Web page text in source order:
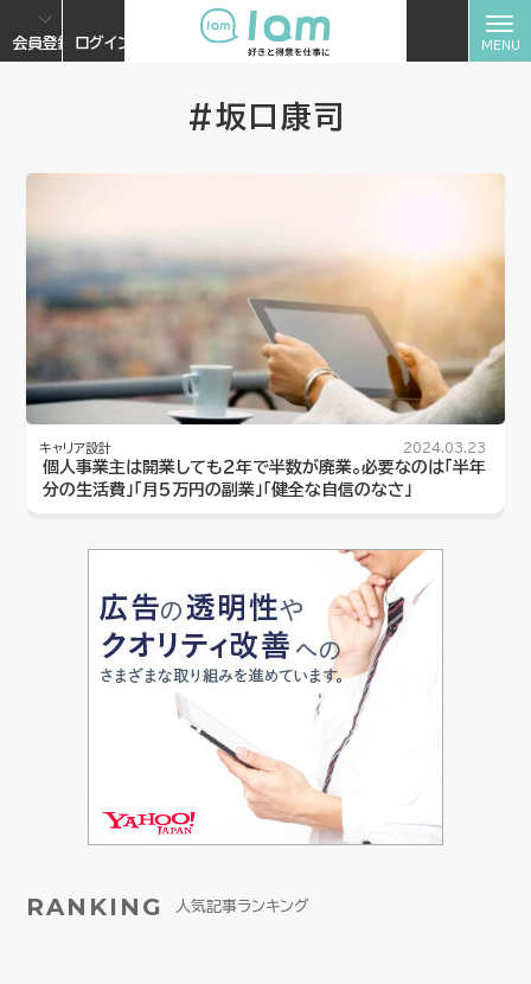
会員登録 ログイン
#坂口康司
キャリア設計 2024.03.23
個人事業主は開業しても２年で半数が廃業。必要なのは「半年
分の生活費」「月５万円の副業」「健全な自信のなさ」
RANKING 人気記事ランキング